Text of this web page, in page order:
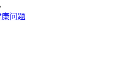
问题